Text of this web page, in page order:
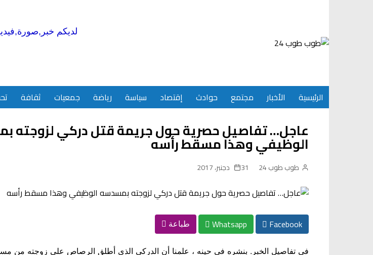
لديكم
الرئيسية الأخبار مجتمع حوادث إقتصاد سياسة رياضة جمعيات ثقافة
عاجل… تفاصيل حصرية حول جريمة قتل دركي لزوجته
الوظيفي وهذا مسقط رأسه
طوب طوب 24 31 دجنبر، 2017
Facebook
Whatsapp طباعة
في تفاصيل الخبر. بنشره في حينه ، علمنا أن الدركي الذي أطلق الرصاص على زوجته من